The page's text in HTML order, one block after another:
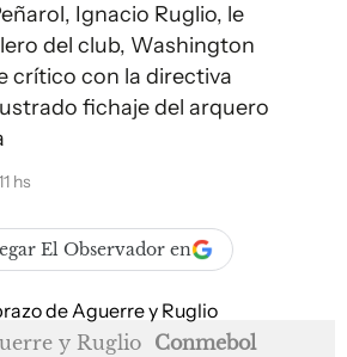
Ignacio Ruglio, le
del club, Washington
crítico con la directiva
fichaje del arquero
hs
El Observador en
y Ruglio Conmebol